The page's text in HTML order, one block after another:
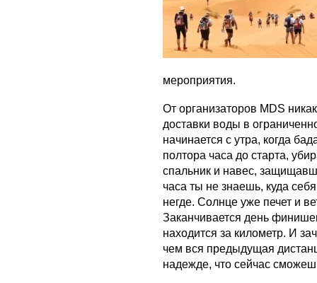
мероприятия.
От организаторов MDS
доставки воды в
начинается с утра, когда
полтора часа до старта,
спальник и навес,
часа ты не знаешь, куда
негде. Солнце уже печет и
Заканчивается день
находится за километр. И
чем вся предыдущая
надежде, что сейчас